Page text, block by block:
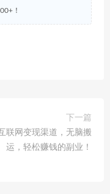
！
下一篇
联网变现渠道，无脑搬
运，轻松赚钱的副业！